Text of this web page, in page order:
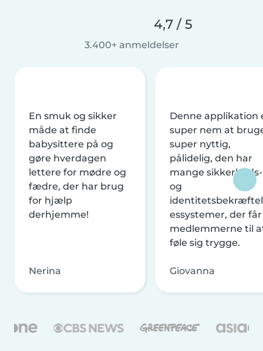
4,7 / 5
3.400+ anmeldelser
En smuk og sikker
måde at finde
babysittere på og
gøre hverdagen
lettere for mødre og
fædre, der har brug
for hjælp
derhjemme!
Nerina
Denne applikation
super nem at
super nyttig,
pålidelig, den har
mange sikkerheds-
og
essystemer, der får
medlemmerne til
føle sig trygge.
Giovanna